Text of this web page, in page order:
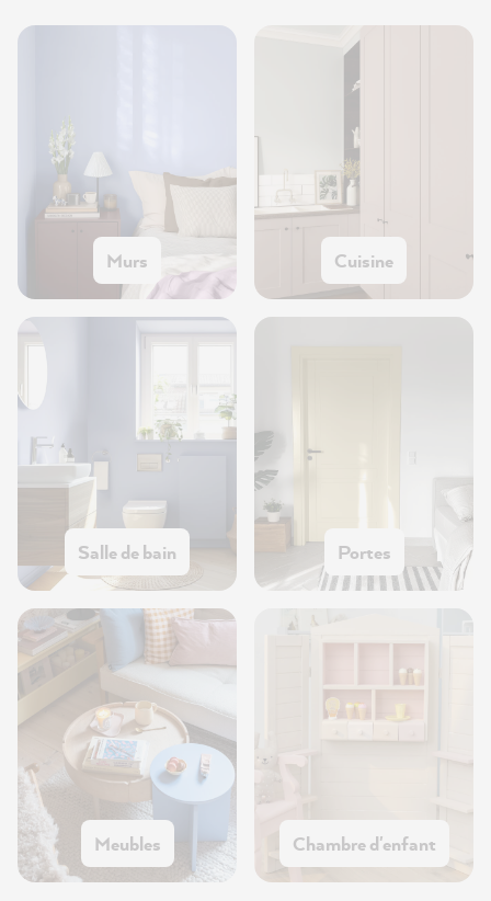
Murs Cuisine
Salle de bain Portes
Meubles Chambre d'enfant